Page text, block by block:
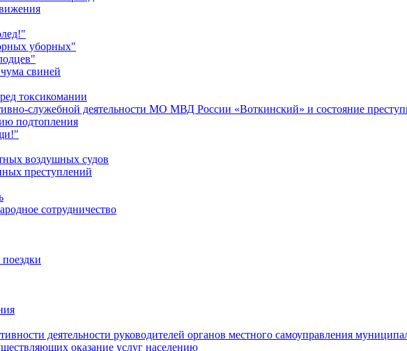
уборных"
свиней
токсикомании
служебной деятельности МО МВД России «Воткинский» и состояние
подтопления
воздушных судов
преступлений
сотрудничество
деятельности руководителей органов местного самоуправления
оказание услуг населению